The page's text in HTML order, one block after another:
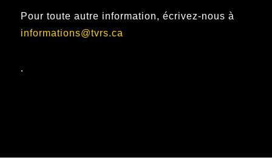
Pour toute autre information, écrivez-nous à
informations@tvrs.ca
.